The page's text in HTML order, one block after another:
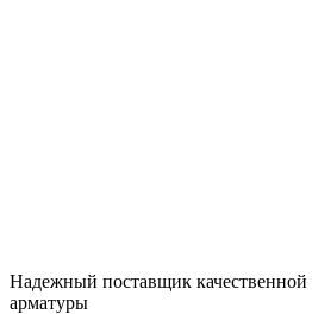
Надежный поставщик качественной
арматуры